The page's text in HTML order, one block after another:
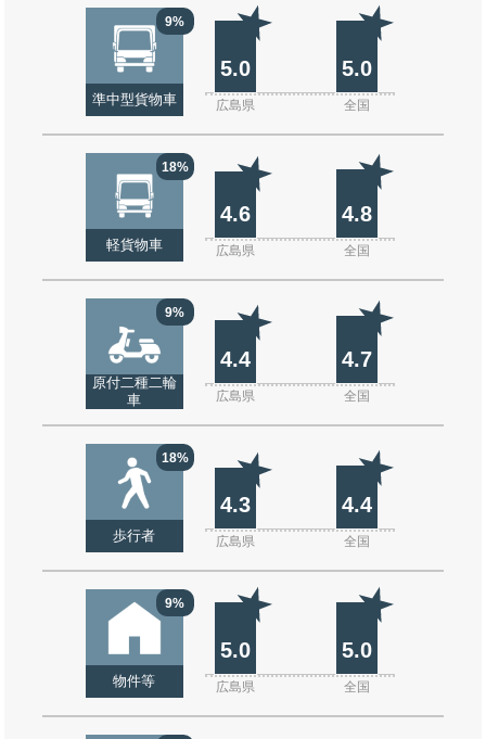
9%
準中型貨物車
5.0 5.0
広島県 全国
18%
軽貨物車
4.6 4.8
広島県 全国
9%
原付二種二輪
車
4.4 4.7
広島県 全国
18%
歩行者
4.3 4.4
広島県 全国
9%
物件等
5.0 5.0
広島県 全国